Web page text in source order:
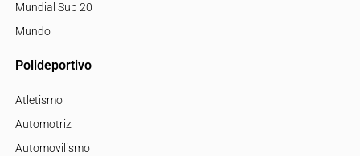
Mundial Sub 20
Mundo
Polideportivo
Atletismo
Automotriz
Automovilismo